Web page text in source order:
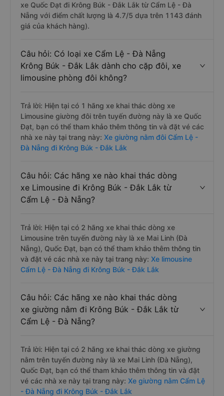
xe Quốc Đạt đi Krông Búk - Đắk Lắk từ Cẩm Lệ - Đà
Nẵng với điểm chất lượng là 4.7/5 dựa trên 1143 đánh
giá của khách hàng).
Câu hỏi: Có loại xe Cẩm Lệ - Đà Nẵng
Krông Búk - Đắk Lắk dành cho cặp đôi, xe
limousine phòng đôi không?
Trả lời: Hiện tại có 1 hãng xe khai thác dòng xe
Limousine giường đôi trên tuyến đường này là xe Quốc
Đạt, bạn có thể tham khảo thêm thông tin và đặt vé các
nhà xe này tại trang này: Xe giường nằm đôi Cẩm Lệ -
Đà Nẵng đi Krông Búk - Đắk Lắk
Câu hỏi: Các hãng xe nào khai thác dòng
xe Limousine đi Krông Búk - Đắk Lắk từ
Cẩm Lệ - Đà Nẵng?
Trả lời: Hiện tại có 2 hãng xe khai thác dòng xe
Limousine trên tuyến đường này là xe Mai Linh (Đà
Nẵng), Quốc Đạt, bạn có thể tham khảo thêm thông tin
và đặt vé các nhà xe này tại trang này: Xe limousine
Cẩm Lệ - Đà Nẵng đi Krông Búk - Đắk Lắk
Câu hỏi: Các hãng xe nào khai thác dòng
xe giường nằm đi Krông Búk - Đắk Lắk từ
Cẩm Lệ - Đà Nẵng?
Trả lời: Hiện tại có 2 hãng xe khai thác dòng xe giường
nằm trên tuyến đường này là xe Mai Linh (Đà Nẵng),
Quốc Đạt, bạn có thể tham khảo thêm thông tin và đặt
vé các nhà xe này tại trang này: Xe giường nằm Cẩm Lệ
- Đà Nẵng đi Krông Búk - Đắk Lắk